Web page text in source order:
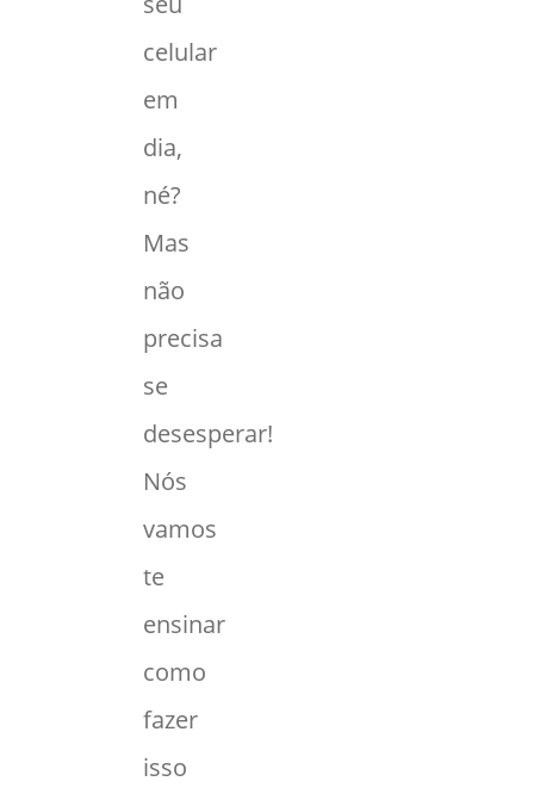
celular
em
dia,
né?
Mas
não
precisa
se
desesperar!
Nós
vamos
te
ensinar
como
fazer
isso